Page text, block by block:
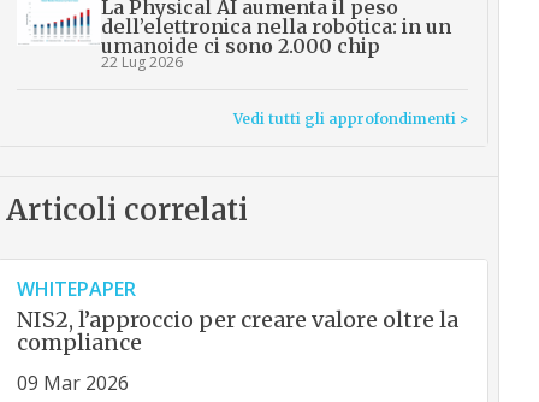
La Physical AI aumenta il peso
dell’elettronica nella robotica: in un
umanoide ci sono 2.000 chip
22 Lug 2026
Vedi tutti gli approfondimenti >
Articoli correlati
WHITEPAPER
NIS2, l’approccio per creare valore oltre la
compliance
09 Mar 2026